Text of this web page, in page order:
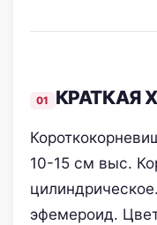
КРАТКАЯ
10-15 см выс.
эфемероид.